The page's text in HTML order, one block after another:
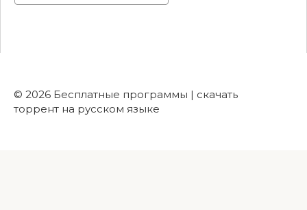
© 2026 Бесплатные программы | скачать
торрент на русском языке